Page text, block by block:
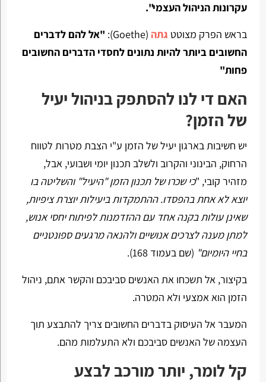
עקרונות הניהול העצמי".
בראש הפרק מצוטט גתה(Goethe):
"אל להם לדברים
החשובים ביותר להיות נתונים לחסדי הדברים החשובים
פחות"
האם די לנו להסתפק בניהול יעיל
של הזמן?
יש חשיבות בארגון יעיל של הזמן ע"י הצבת מטרות לטווח
הרחוק, הבינוני והקרוב ולשלב תכנון יומי ושבועי, אבל,
מזהיר קובי, "כי שכרו של תכנון הזמן "היעיל" והשליטה בו
יוצא לא אחת בהפסדו. ההתמקדות ביעילות יוצרת ציפיות,
שאינן עולות בקנה אחד עם ההזדמנות לפיתוח יחסי אנוש,
למתן מענה לצרכים אנושיים ולהנאה מרגעים ספונטניים
בחיי היומיום" (שם בעמוד 168).
בקיצור, אל תשכחו את האנשים סביבכם והקשר אתם, ניהול
הזמן הוא אמצעי ולא המטרה.
המעבר אל העיסוק בדברים החשובים צריך להתבצע תוך
העצמה של האנשים סביבכם ולא התעלמות מהם.
קל לומר, יותר מורכב לבצע